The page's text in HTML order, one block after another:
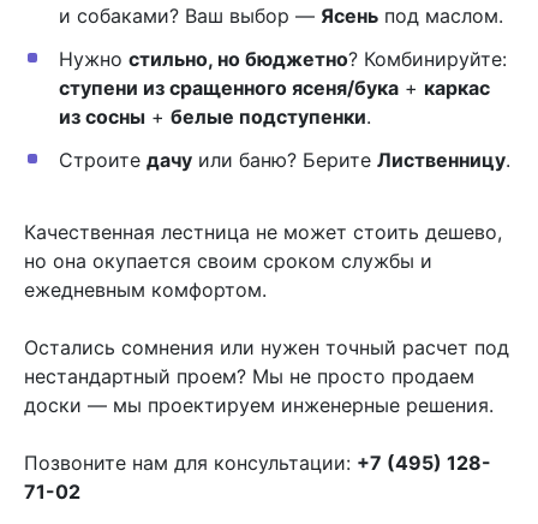
и собаками? Ваш выбор — Ясеньпод маслом.
Нужно стильно, но бюджетно? Комбинируйте:
ступени из сращенного ясеня/бука+ каркас
из сосны+ белые подступенки.
Строите дачуили баню? Берите Лиственницу.
Качественная лестница не может стоить дешево,
но она окупается своим сроком службы и
ежедневным комфортом.
Остались сомнения или нужен точный расчет под
нестандартный проем? Мы не просто продаем
доски — мы проектируем инженерные решения.
Позвоните нам для консультации: +7 (495) 128-
71-02